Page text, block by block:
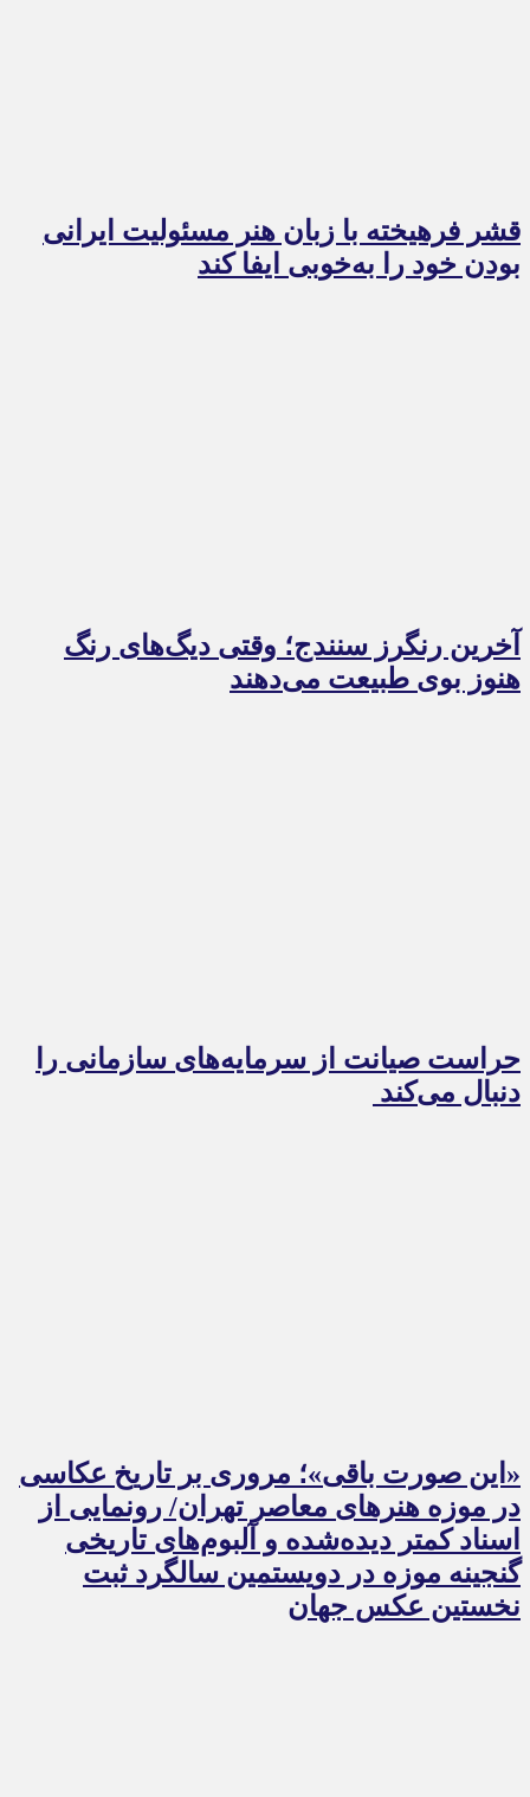
قشر فرهیخته با زبان هنر مسئولیت ایرانی
بودن خود را به‌خوبی ایفا کند
آخرین رنگرز سنندج؛ وقتی دیگ‌های رنگ
هنوز بوی طبیعت می‌دهند
حراست صیانت از سرمایه‌های سازمانی را
دنبال می‌کند
«این صورت باقی»؛ مروری بر تاریخ عکاسی
در موزه هنرهای معاصر تهران/ رونمایی از
اسناد کمتر دیده‌شده و آلبوم‌های تاریخی
گنجینه موزه در دویستمین سالگرد ثبت
نخستین عکس جهان